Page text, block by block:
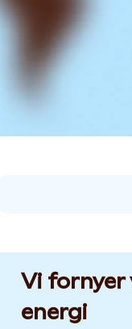
Vi fornyer
energi